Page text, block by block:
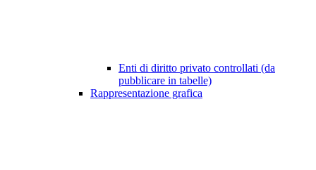
Enti di diritto privato controllati (da
pubblicare in tabelle)
Rappresentazione grafica